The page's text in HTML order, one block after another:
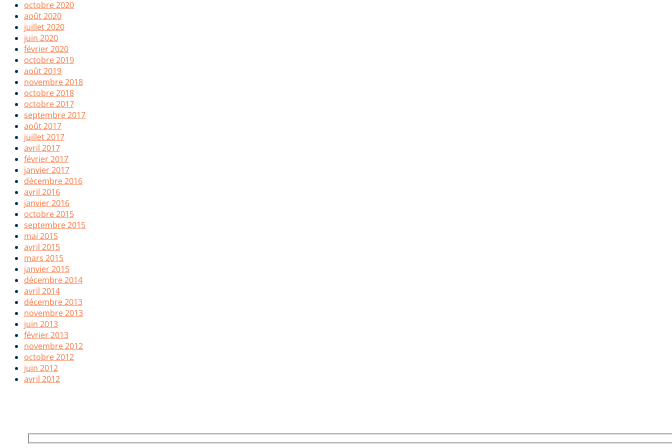
octobre 2020
août 2020
juillet 2020
juin 2020
février 2020
octobre 2019
août 2019
novembre 2018
octobre 2018
octobre 2017
septembre 2017
août 2017
juillet 2017
avril 2017
février 2017
janvier 2017
décembre 2016
avril 2016
janvier 2016
octobre 2015
septembre 2015
mai 2015
avril 2015
mars 2015
janvier 2015
décembre 2014
avril 2014
décembre 2013
novembre 2013
juin 2013
février 2013
novembre 2012
octobre 2012
juin 2012
avril 2012